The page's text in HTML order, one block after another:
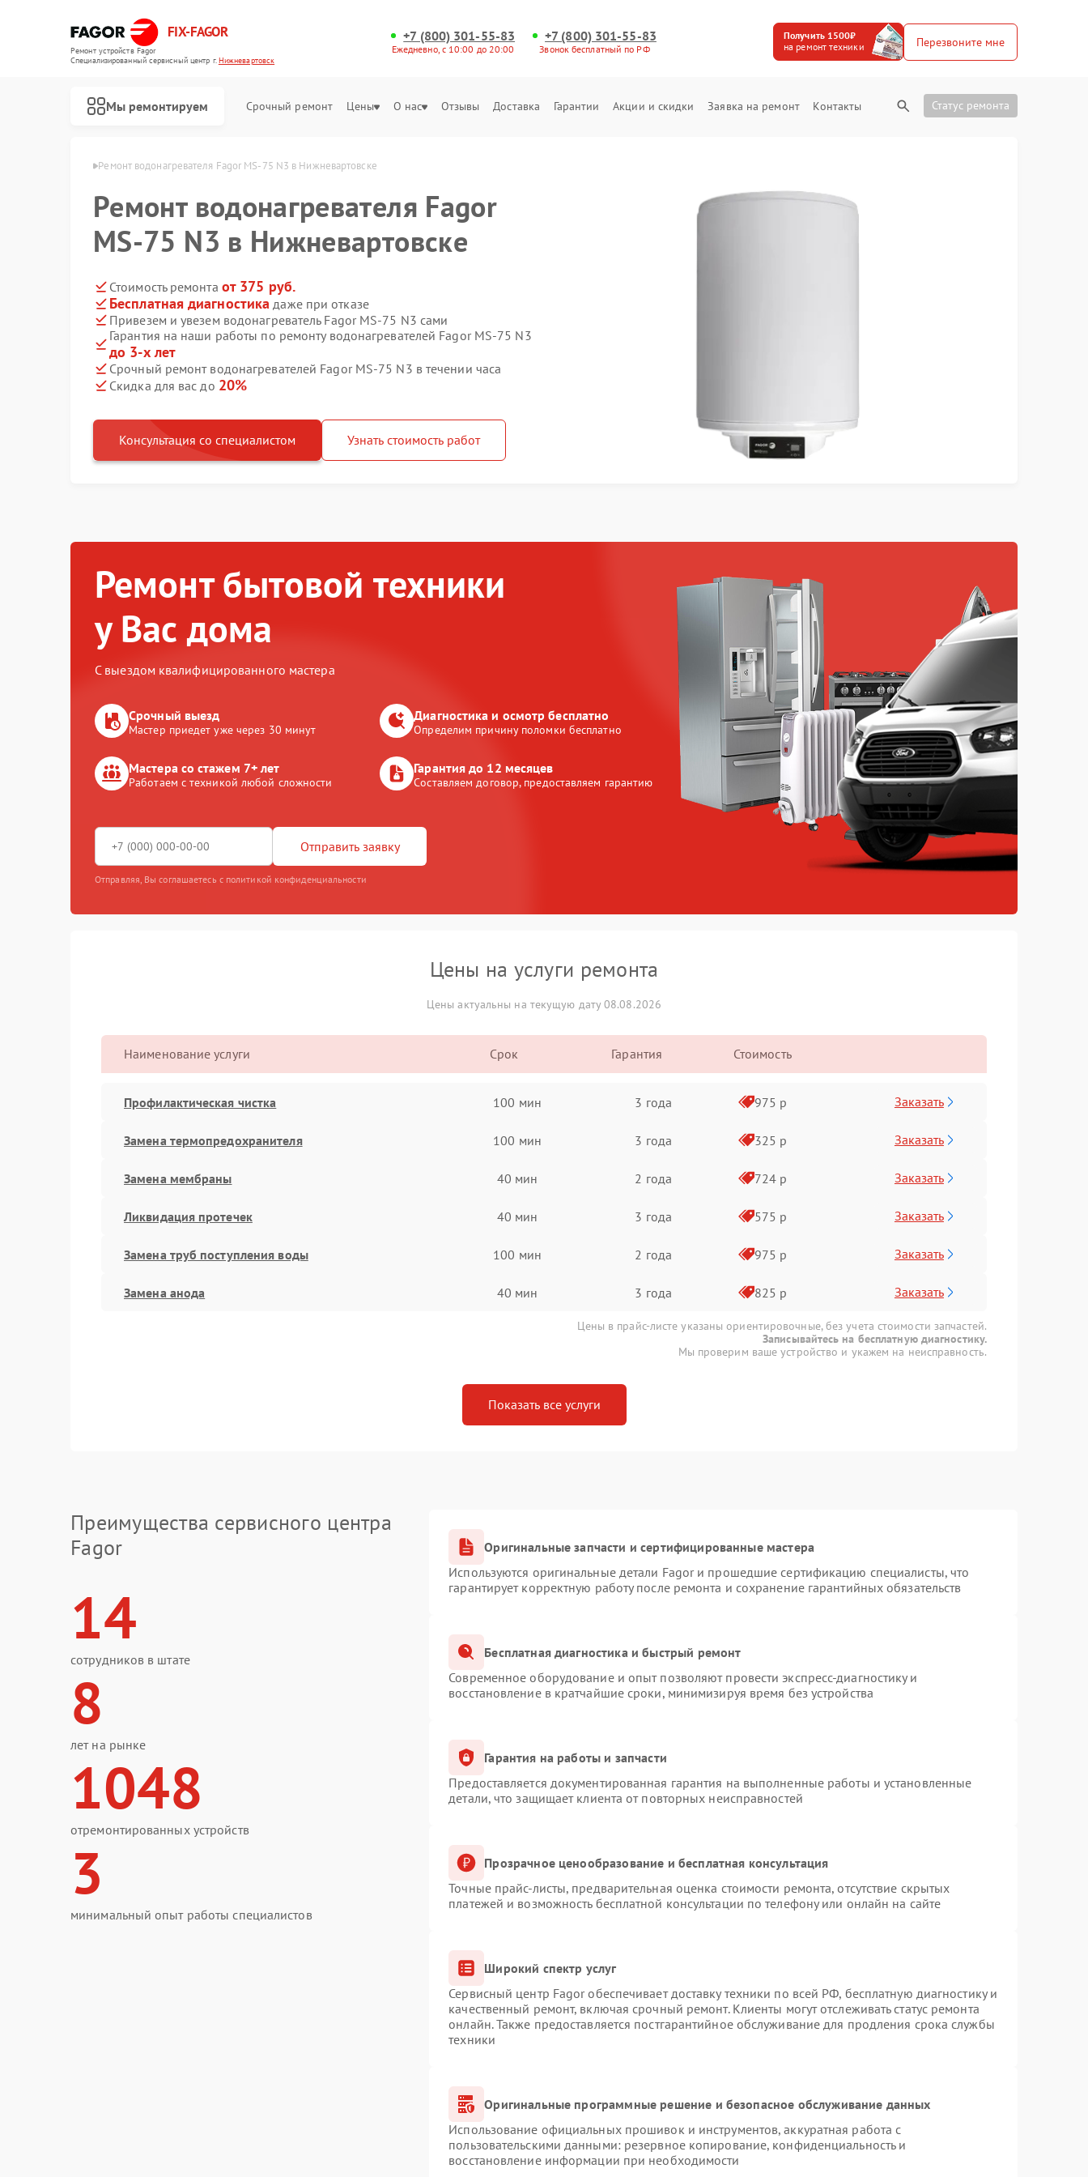
FIX-FAGOR
Ремонт устройств Fagor
Специализированный cервисный центр г.Нижневартовск
+7 (800) 301-55-83
Ежедневно, с 10:00 до 20:00
+7 (800) 301-55-83
Звонок бесплатный по РФ
Получить 1500₽
на ремонт техники
Перезвоните мне
Мы ремонтируем Срочный ремонт Цены О нас Отзывы Доставка Гарантии Акции и скидки Заявка на ремонт Контакты Статус ремонта
в Нижневартовске Ремонт водонагревателя Fagor MS-75 N3 в Нижневартовске
Ремонт водонагревателя Fagor
MS-75 N3 в Нижневартовске
Стоимость ремонта от 375 руб.
Бесплатная диагностика даже при отказе
Привезем и увезем водонагреватель Fagor MS-75 N3 сами
Гарантия на наши работы по ремонту водонагревателей Fagor MS-75 N3
до 3-х лет
Срочный ремонт водонагревателей Fagor MS-75 N3 в течении часа
Скидка для вас до 20%
Консультация со специалистом Узнать стоимость работ
Ремонт бытовой техники
у Вас дома
С выездом квалифицированного мастера
Срочный выезд
Мастер приедет уже через 30 минут
Диагностика и осмотр бесплатно
Определим причину поломки бесплатно
Мастера со стажем 7+ лет
Работаем с техникой любой сложности
Гарантия до 12 месяцев
Составляем договор, предоставляем гарантию
Отправить заявку
Отправляя, Вы соглашаетесь с политикой конфиденциальности
Цены на услуги ремонта
Цены актуальны на текущую дату 08.08.2026
Наименование услуги Срок Гарантия Стоимость
Профилактическая чистка 100 мин 3 года 975 р Заказать
Замена термопредохранителя 100 мин 3 года 325 р Заказать
Замена мембраны 40 мин 2 года 724 р Заказать
Ликвидация протечек 40 мин 3 года 575 р Заказать
Замена труб поступления воды 100 мин 2 года 975 р Заказать
Замена анода 40 мин 3 года 825 р Заказать
Цены в прайс-листе указаны ориентировочные, без учета стоимости запчастей.
Записывайтесь на бесплатную диагностику.
Мы проверим ваше устройство и укажем на неисправность.
Показать все услуги
Преимущества сервисного центра
Fagor
14
сотрудников в штате
8
лет на рынке
1048
отремонтированных устройств
3
минимальный опыт работы специалистов
Оригинальные запчасти и сертифицированные мастера
Используются оригинальные детали Fagor и прошедшие сертификацию специалисты, что
гарантирует корректную работу после ремонта и сохранение гарантийных обязательств
Бесплатная диагностика и быстрый ремонт
Современное оборудование и опыт позволяют провести экспресс-диагностику и
восстановление в кратчайшие сроки, минимизируя время без устройства
Гарантия на работы и запчасти
Предоставляется документированная гарантия на выполненные работы и установленные
детали, что защищает клиента от повторных неисправностей
Прозрачное ценообразование и бесплатная консультация
Точные прайс-листы, предварительная оценка стоимости ремонта, отсутствие скрытых
платежей и возможность бесплатной консультации по телефону или онлайн на сайте
Широкий спектр услуг
Сервисный центр Fagor обеспечивает доставку техники по всей РФ, бесплатную диагностику и
качественный ремонт, включая срочный ремонт. Клиенты могут отслеживать статус ремонта
онлайн. Также предоставляется постгарантийное обслуживание для продления срока службы
техники
Оригинальные программные решение и безопасное обслуживание данных
Использование официальных прошивок и инструментов, аккуратная работа с
пользовательскими данными: резервное копирование, конфиденциальность и
восстановление информации при необходимости